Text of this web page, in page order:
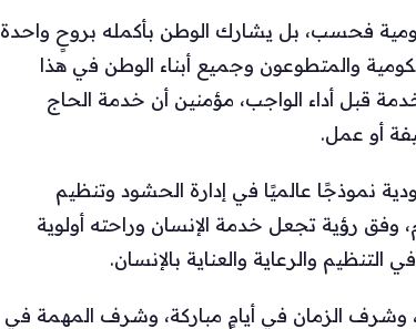
فحسب، بل يشارك الوطن بأكمله بروحٍ واحدة
والمتطوعون وجميع أبناء الوطن في هذا
قبل أداء الواجب، مؤمنين أن خدمة الحاج
أو عمل.
نموذجًا عالميًا في إدارة الحشود وتنظيم
وفق رؤية تجعل خدمة الإنسان وراحته أولوية
والرعاية والعناية بالإنسان.
وشرف الزمان في أيامٍ مباركة، وشرف المهمة في